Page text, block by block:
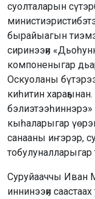
суолталарын
бырайыагын
сиринээҕи
компоненыгар
Оскуоланы
киһитин
бэлиэтээһиннэрэ»
кыһаларыгар
санааны иҥэрэр,
тобулуналларыгар
Суруйааччы Иван
иннинээҕи